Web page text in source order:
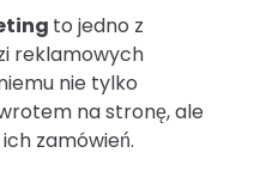
to jedno z
reklamowych
nie tylko
na stronę, ale
zamówień.